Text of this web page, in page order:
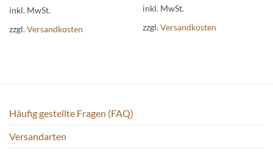
Produkt
mehrere
auf
Produktseite
inkl. MwSt.
zzgl.Versandkosten
Produkt
mehrere
inkl. MwSt.
zzgl.Versandkosten
Häufig gestellte Fragen (FAQ)
Versandarten